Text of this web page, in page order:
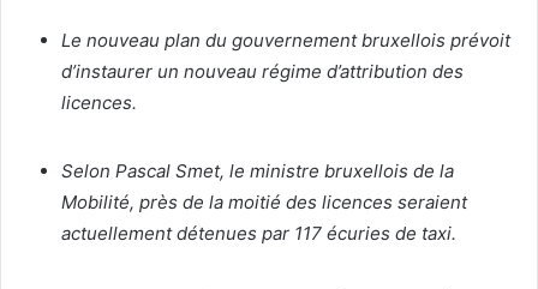
Le nouveau plan du gouvernement bruxellois prévoit
d’instaurer un nouveau régime d’attribution des
licences.
Selon Pascal Smet, le ministre bruxellois de la
Mobilité, près de la moitié des licences seraient
actuellement détenues par 117 écuries de taxi.